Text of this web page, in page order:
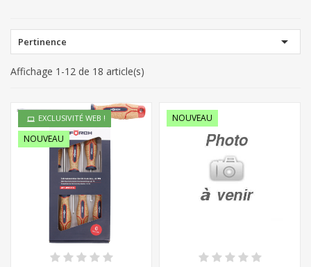
Pertinence 
Affichage 1-12 de 18 article(s)
EXCLUSIVITÉ WEB !
NOUVEAU
NOUVEAU